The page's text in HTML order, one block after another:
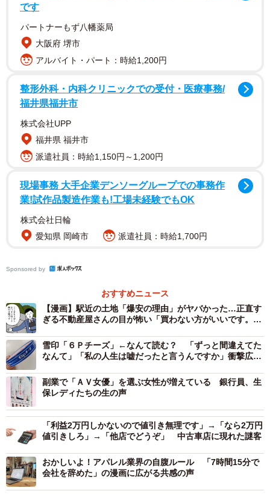
ればと思い、ハローワークを利用しました。
――ハローワークの対応について教えてください
き取ってくれました。私が希望の求人票を持ってその女性
に相談に行ったところ、女性は顔を曇らせながら「申し上
げにくいのですが、こちらの会社は、皆さんすぐにお辞め
になっていて、早い方だと就業開始日に辞めてしまった方
もいます。ですので、正直なところあまりおすすめできな
その時点で、やめておけばよかったのですが、自分の目で
の予約を取ってもらいました。
面接のときはとても和やかな雰囲気で、社長も終始にこや
かでとても明るい方でした。職場の様子も見せてもらいま
したが、清潔感があり、落ち着いていました。すぐに辞め
る方が多い職場には思えなかったので、私は入社を決めま
した。
――入社をしてみていかがでしたか？
入社してみると、面接の雰囲気とは打って変わり、社長の
パワハラや暴言がひどくて、私も数日で退職しました。
入社した会社は、社長の息子を含め従業員数名の小さな会
社でした。従業員のミスは連帯責任、全員がその場に立た
です
パートナーもず八幡薬局
大阪府 堺市
アルバイト・パート：時給1,200円
整形外科・内科クリニックでの受付・医療事務/
福井県福井市
株式会社UPP
福井県 福井市
派遣社員：時給1,150円～1,200円
現場事務 大手企業デンソーグループでの事務作
業!試作品製造作業も!工場未経験でもOK
株式会社日輪
愛知県 岡崎市
派遣社員：時給1,700円
Sponsored by
おすすめニュース
【漫画】駅近の土地「爆安の理由」がヤバかった…正直す
ぎる不動産屋さんの目が怖い「買わない方がいいです。帰
雪印「６Ｐチーズ」←なんて読む？ 「ずっと間違えてた
なんて」「私の人生は嘘だったと言うんですか」衝撃広が
副業で「ＡＶ女優」を選ぶ女性が増えている 銀行員、生
保レディたちの生の声
「利益2万円しかないので値引き無理です」→「なら2万円
値引きしろ」→「他店でどうぞ」 中古車店に現れた謎客
おかしいよ！アパレル業界の自腹ルール 「7時間15分で
会社を辞めた」の漫画に広がる共感の声